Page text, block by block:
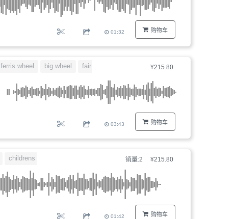
购物车
01:32
¥215.80
购物车
ferris wheel big wheel fair
03:43
销量:2 ¥215.80
购物车
childrens
01:42